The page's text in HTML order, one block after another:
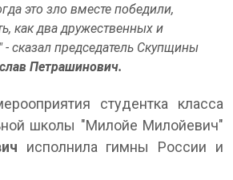
это зло вместе победили,
как два дружественных и
- сказал председатель Скупщины
Петрашинович.
студентка класса
школы "Милойе Милойевич"
исполнила гимны России и